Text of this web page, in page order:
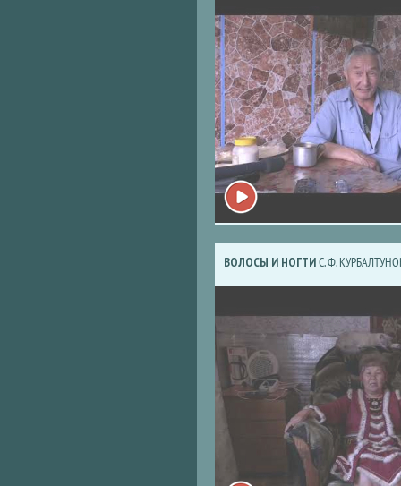
ВОЛОСЫ И НОГТИС. Ф.